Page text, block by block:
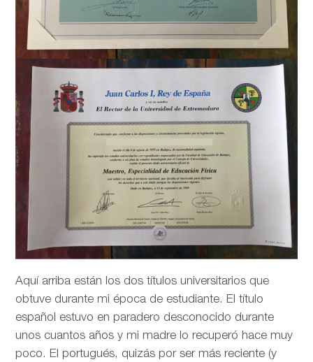
Aquí arriba están los dos títulos universitarios que
obtuve durante mi época de estudiante. El título
español estuvo en paradero desconocido durante
unos cuantos años y mi madre lo recuperó hace muy
poco. El portugués, quizás por ser más reciente (y